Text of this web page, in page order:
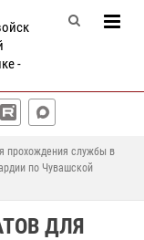
-
прохождения службы в
по Чувашской
ДЛЯ